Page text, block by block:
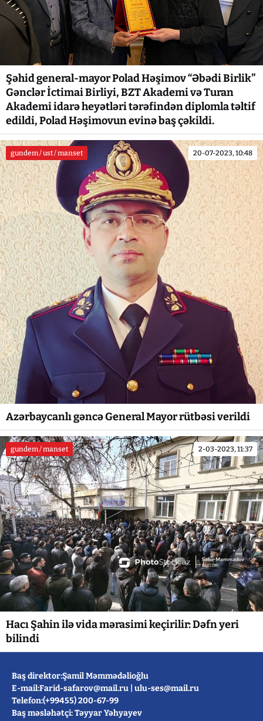
Şəhid general-mayor Polad Həşimov “Əbədi Birlik”
Gənclər İctimai Birliyi, BZT Akademi və Turan
Akademi idarə heyətləri tərəfindən diplomla təltif
edildi, Polad Həşimovun evinə baş çəkildi.
gundem / ust / manset 20-07-2023, 10:48
Azərbaycanlı gəncə General Mayor rütbəsi verildi
gundem / manset 2-03-2023, 11:37
Hacı Şahin ilə vida mərasimi keçirilir: Dəfn yeri
bilindi
Baş direktor:Şamil Məmmədəlioğlu
E-mail:Farid-safarov@mail.ru ulu-ses@mail.ru
Telefon:(+99455) 200-67-99
Baş məsləhətçi: Təyyar Yəhyayev